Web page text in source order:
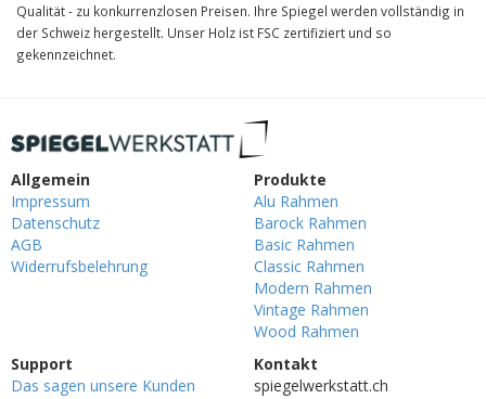
Qualität - zu konkurrenzlosen Preisen. Ihre Spiegel werden vollständig in
der Schweiz hergestellt. Unser Holz ist FSC zertifiziert und so
gekennzeichnet.
Allgemein
Impressum
Datenschutz
AGB
Widerrufsbelehrung
Produkte
Alu Rahmen
Barock Rahmen
Basic Rahmen
Classic Rahmen
Modern Rahmen
Vintage Rahmen
Wood Rahmen
Support
Das sagen unsere Kunden
Kontakt
spiegelwerkstatt.ch